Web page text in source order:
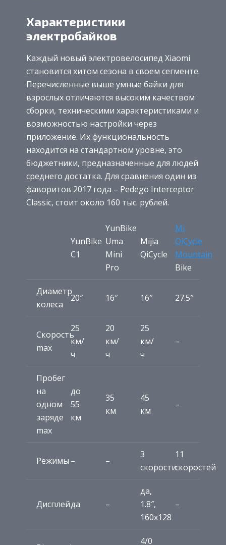
Характеристики
электробайков
Каждый новый электровелосипед Xiaomi
становится хитом сезона в своем сегменте.
Перечисленные выше умные байки для
взрослых отличаются высоким качеством
сборки, техническими характеристиками и
возможностью настройки через
приложение. Их функциональность
находится на стандартном уровне, это
бюджетники, предназначенные для людей
среднего достатка. Для сравнения один из
фаворитов 2017 года – Pedego Interceptor
Classic, стоит около 160 тыс. рублей.
YunBike
С1
YunBike
Uma
Mini
Pro
Mijia
QiCycle
Mi
QiCycle
Mountain
Bike
Диаметр
колеса
20″ 16″ 16″ 27.5″
Скорость
max
25
км/
ч
20
км/
ч
25
км/
ч
–
Пробег
на
одном
заряде
max
до
55
км
35
км
45
км
–
Режимы – –
3
скорости
11
скоростей
Дисплейда –
да,
1.8″,
160х128
–
4/0